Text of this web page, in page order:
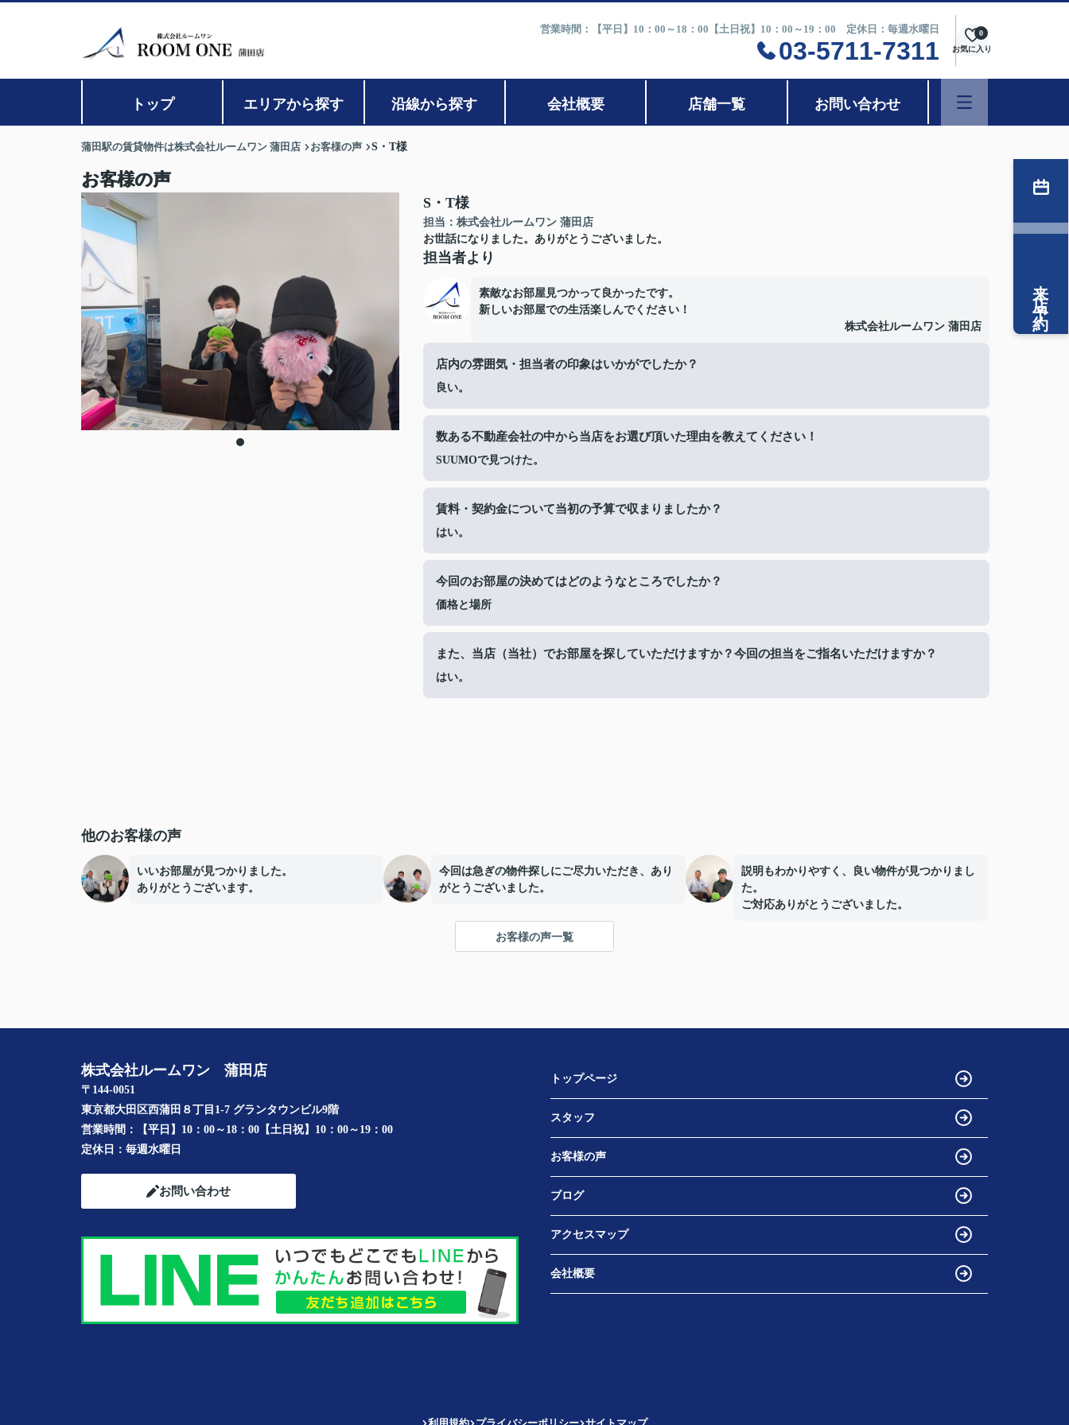
営業時間：【平日】10：00～18：00【土日祝】10：00～19：00 定休日：毎週水曜日
03-5711-7311 お気に入り
0
トップ エリアから探す 沿線から探す 会社概要 店舗一覧 お問い合わせ
蒲田駅の賃貸物件は株式会社ルームワン 蒲田店 お客様の声 S・T様
お客様の声
S・T様
担当：株式会社ルームワン 蒲田店
お世話になりました。ありがとうございました。
担当者より
素敵なお部屋見つかって良かったです。
新しいお部屋での生活楽しんでください！
株式会社ルームワン 蒲田店
店内の雰囲気・担当者の印象はいかがでしたか？
良い。
数ある不動産会社の中から当店をお選び頂いた理由を教えてください！
SUUMOで見つけた。
賃料・契約金について当初の予算で収まりましたか？
はい。
今回のお部屋の決めてはどのようなところでしたか？
価格と場所
また、当店（当社）でお部屋を探していただけますか？今回の担当をご指名いただけますか？
はい。
他のお客様の声
いいお部屋が見つかりました。
ありがとうございます。
今回は急ぎの物件探しにご尽力いただき、あり
がとうございました。
説明もわかりやすく、良い物件が見つかりまし
た。
ご対応ありがとうございました。
お客様の声一覧
来店予約
株式会社ルームワン 蒲田店
〒144-0051
東京都大田区西蒲田８丁目1-7 グランタウンビル9階
営業時間：
【平日】10：00～18：00【土日祝】10：00～19：00
定休日： 毎週水曜日
お問い合わせ
トップページ
スタッフ
お客様の声
ブログ
アクセスマップ
会社概要